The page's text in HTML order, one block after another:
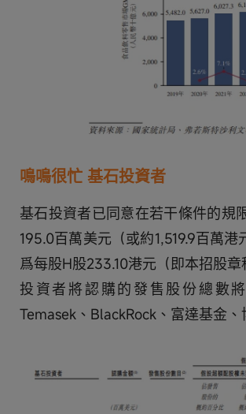
鳴鳴很忙 基石投資者
基石投資者已同意在若干條件的規
195.0百萬美元（或約1,519.9百萬
爲每股H股233.10港元（即本招股
投資者將認購的發售股份總數
Temasek、BlackRock、富達基金